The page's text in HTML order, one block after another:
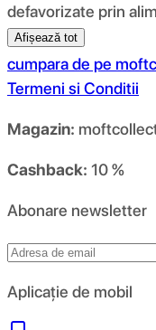
defavorizate prin
Afișează tot
cumpara de pe
Termeni si Conditii
Magazin:
Cashback: 10 %
Abonare newsletter
Aplicație de mobil